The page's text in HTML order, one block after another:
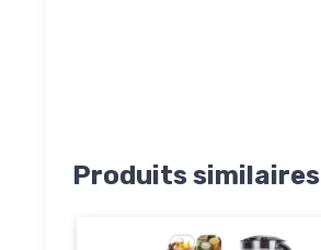
Produits similaires